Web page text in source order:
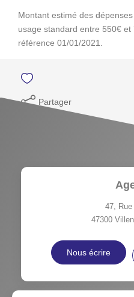
Montant estimé des
usage standard entre 550€
référence 01/01/2021.
Partager
47,
47300
Nous écrire